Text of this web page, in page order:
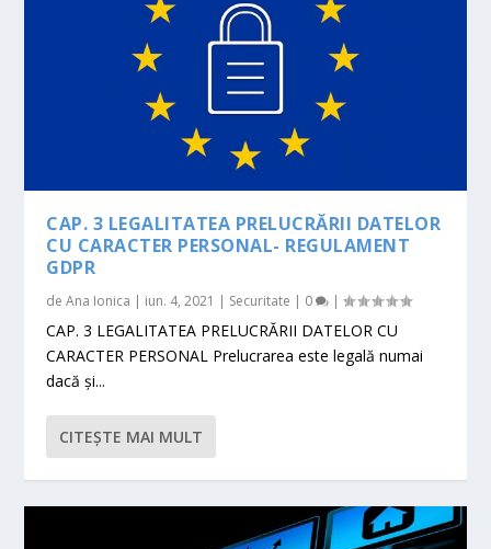
CAP. 3 LEGALITATEA PRELUCRĂRII DATELOR
CU CARACTER PERSONAL- REGULAMENT
GDPR
deAna Ionica | iun. 4, 2021 | Securitate | 0 |
CAP. 3 LEGALITATEA PRELUCRĂRII DATELOR CU
CARACTER PERSONAL Prelucrarea este legală numai
dacă şi...
CITEŞTE MAI MULT